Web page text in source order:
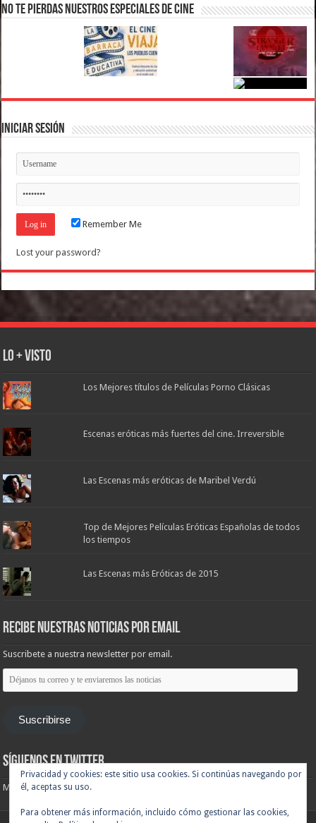
No te pierdas nuestros Especiales de Cine
Iniciar Sesión
Remember Me
Lost your password?
Lo + Visto
Los Mejores títulos de Películas Porno Clásicas
Escenas eróticas más fuertes del cine. Irreversible
Las Escenas más eróticas de Maribel Verdú
Top de Mejores Películas Eróticas Españolas de todos
los tiempos
Las Escenas más Eróticas de 2015
Recibe nuestras noticias por email
Suscribete a nuestra newsletter por email.
Déjanos
tu
correo
enviaremos
Suscribirse
Síguenos en Twitter
Mis tuits
Privacidad y cookies: este sitio usa cookies. Si continúas navegando por
él, aceptas su uso.
Para obtener más información, incluido cómo gestionar las cookies,